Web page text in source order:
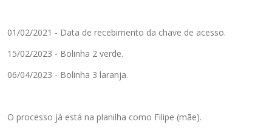
l
a
01/02/2021 - Data de recebimento da chave de acesso.
15/02/2023 - Bolinha 2 verde.
06/04/2023 - Bolinha 3 laranja.
O processo já está na planilha como Filipe (mãe).